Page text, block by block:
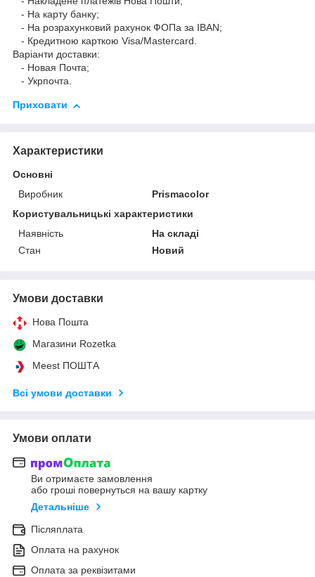
- На карту банку;
- На розрахунковий рахунок ФОПа за IBAN;
- Кредитною карткою Visa/Mastercard.
Варіанти доставки:
- Новая Почта;
- Укрпочта.
Приховати
Характеристики
Основні
Виробник
Prismacolor
Користувальницькі характеристики
Наявність
На складі
Стан
Новий
Умови доставки
Нова Пошта
Магазини Rozetka
Meest ПОШТА
Всі умови доставки
Умови оплати
Ви отримаєте замовлення
або гроші повернуться на вашу картку
Детальніше
Післяплата
Оплата на рахунок
Оплата за реквізитами